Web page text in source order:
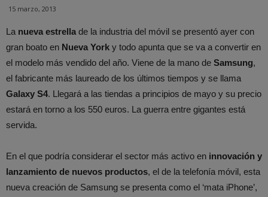
15 marzo, 2013
La nueva estrella de la industria del móvil se presentó ayer con
gran boato en Nueva York y todo apunta que se va a convertir en
el modelo más vendido del año. Viene de la mano de Samsung,
el fabricante más laureado de los últimos tiempos y se llama
Galaxy S4. Llegará a las tiendas a principios de mayo y su precio
estará en torno a los 550 euros. La guerra entre gigantes está
servida.
En el que podría considerar el sector más activo en innovación y
lanzamiento de nuevos productos, el de la telefonía móvil, esta
nueva creación de Samsung se presenta como el ‘mata iPhone’,